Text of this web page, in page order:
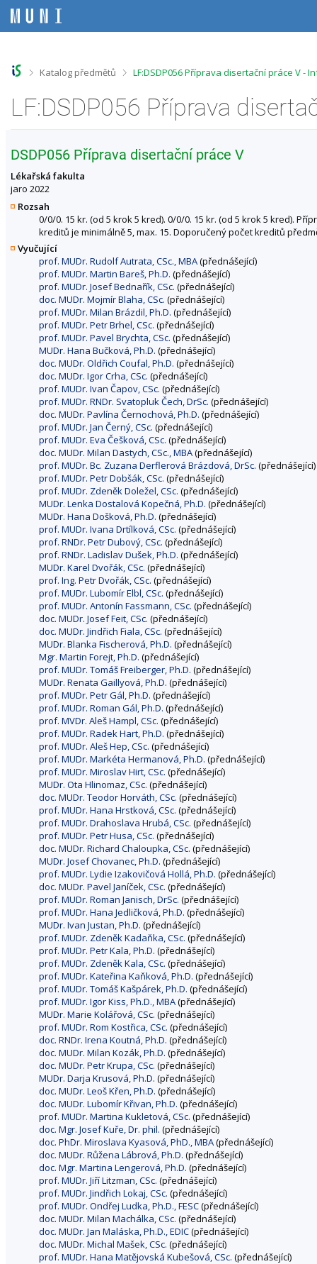
e
e
e
e
>Katalog předmětů >
LF:DSDP056 Příprava disertační práce V -
LF:DSDP056 Příprava
DSDP056 Příprava disertační práce V
Lékařská fakulta
jaro 2022
Rozsah
0/0/0. 15 kr. (od 5 krok 5 kred). 0/0/0. 15 kr. (od 5 krok 5 kred).
kreditů je minimálně 5, max. 15. Doporučený počet kreditů
Vyučující
prof. MUDr. Rudolf Autrata, CSc., MBA(přednášející)
prof. MUDr. Martin Bareš, Ph.D. (přednášející)
prof. MUDr. Josef Bednařík, CSc. (přednášející)
doc. MUDr. Mojmír Blaha, CSc. (přednášející)
prof. MUDr. Milan Brázdil, Ph.D. (přednášející)
prof. MUDr. Petr Brhel, CSc. (přednášející)
prof. MUDr. Pavel Brychta, CSc. (přednášející)
MUDr. Hana Bučková, Ph.D. (přednášející)
doc. MUDr. Oldřich Coufal, Ph.D. (přednášející)
doc. MUDr. Igor Crha, CSc. (přednášející)
prof. MUDr. Ivan Čapov, CSc. (přednášející)
prof. MUDr. RNDr. Svatopluk Čech, DrSc. (přednášející)
doc. MUDr. Pavlína Černochová, Ph.D. (přednášející)
prof. MUDr. Jan Černý, CSc. (přednášející)
prof. MUDr. Eva Češková, CSc. (přednášející)
doc. MUDr. Milan Dastych, CSc., MBA(přednášející)
prof. MUDr. Bc. Zuzana Derflerová Brázdová, DrSc. (přednášející)
prof. MUDr. Petr Dobšák, CSc. (přednášející)
prof. MUDr. Zdeněk Doležel, CSc. (přednášející)
MUDr. Lenka Dostalová Kopečná, Ph.D. (přednášející)
MUDr. Hana Došková, Ph.D. (přednášející)
prof. MUDr. Ivana Drtílková, CSc. (přednášející)
prof. RNDr. Petr Dubový, CSc. (přednášející)
prof. RNDr. Ladislav Dušek, Ph.D. (přednášející)
MUDr. Karel Dvořák, CSc. (přednášející)
prof. Ing. Petr Dvořák, CSc. (přednášející)
prof. MUDr. Lubomír Elbl, CSc. (přednášející)
prof. MUDr. Antonín Fassmann, CSc. (přednášející)
doc. MUDr. Josef Feit, CSc. (přednášející)
doc. MUDr. Jindřich Fiala, CSc. (přednášející)
MUDr. Blanka Fischerová, Ph.D. (přednášející)
Mgr. Martin Forejt, Ph.D. (přednášející)
prof. MUDr. Tomáš Freiberger, Ph.D. (přednášející)
MUDr. Renata Gaillyová, Ph.D. (přednášející)
prof. MUDr. Petr Gál, Ph.D. (přednášející)
prof. MUDr. Roman Gál, Ph.D. (přednášející)
prof. MVDr. Aleš Hampl, CSc. (přednášející)
prof. MUDr. Radek Hart, Ph.D. (přednášející)
prof. MUDr. Aleš Hep, CSc. (přednášející)
prof. MUDr. Markéta Hermanová, Ph.D. (přednášející)
prof. MUDr. Miroslav Hirt, CSc. (přednášející)
MUDr. Ota Hlinomaz, CSc. (přednášející)
doc. MUDr. Teodor Horváth, CSc. (přednášející)
prof. MUDr. Hana Hrstková, CSc. (přednášející)
prof. MUDr. Drahoslava Hrubá, CSc. (přednášející)
prof. MUDr. Petr Husa, CSc. (přednášející)
doc. MUDr. Richard Chaloupka, CSc. (přednášející)
MUDr. Josef Chovanec, Ph.D. (přednášející)
prof. MUDr. Lydie Izakovičová Hollá, Ph.D. (přednášející)
doc. MUDr. Pavel Janíček, CSc. (přednášející)
prof. MUDr. Roman Janisch, DrSc. (přednášející)
prof. MUDr. Hana Jedličková, Ph.D. (přednášející)
MUDr. Ivan Justan, Ph.D. (přednášející)
prof. MUDr. Zdeněk Kadaňka, CSc. (přednášející)
prof. MUDr. Petr Kala, Ph.D. (přednášející)
prof. MUDr. Zdeněk Kala, CSc. (přednášející)
prof. MUDr. Kateřina Kaňková, Ph.D. (přednášející)
prof. MUDr. Tomáš Kašpárek, Ph.D. (přednášející)
prof. MUDr. Igor Kiss, Ph.D., MBA(přednášející)
MUDr. Marie Kolářová, CSc. (přednášející)
prof. MUDr. Rom Kostřica, CSc. (přednášející)
doc. RNDr. Irena Koutná, Ph.D. (přednášející)
doc. MUDr. Milan Kozák, Ph.D. (přednášející)
doc. MUDr. Petr Krupa, CSc. (přednášející)
MUDr. Darja Krusová, Ph.D. (přednášející)
doc. MUDr. Leoš Křen, Ph.D. (přednášející)
doc. MUDr. Lubomír Křivan, Ph.D. (přednášející)
prof. MUDr. Martina Kukletová, CSc. (přednášející)
doc. Mgr. Josef Kuře, Dr. phil. (přednášející)
doc. PhDr. Miroslava Kyasová, PhD., MBA(přednášející)
doc. MUDr. Růžena Lábrová, Ph.D. (přednášející)
doc. Mgr. Martina Lengerová, Ph.D. (přednášející)
prof. MUDr. Jiří Litzman, CSc. (přednášející)
prof. MUDr. Jindřich Lokaj, CSc. (přednášející)
prof. MUDr. Ondřej Ludka, Ph.D., FESC(přednášející)
doc. MUDr. Milan Machálka, CSc. (přednášející)
doc. MUDr. Jan Maláska, Ph.D., EDIC(přednášející)
doc. MUDr. Michal Mašek, CSc. (přednášející)
prof. MUDr. Hana Matějovská Kubešová, CSc. (přednášející)